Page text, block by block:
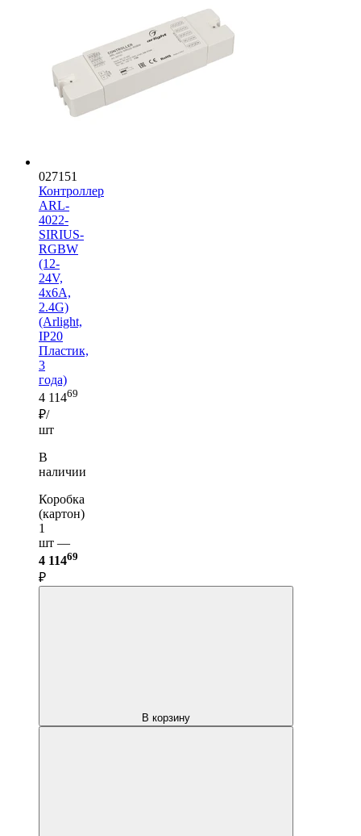
027151
Контроллер
ARL-
4022-
SIRIUS-
RGBW
(12-
24V,
4x6A,
2.4G)
(Arlight,
IP20
Пластик,
3
года)
4 11469
₽/
шт
В
наличии
Коробка
(картон)
1
шт —
4 11469
₽
В корзину